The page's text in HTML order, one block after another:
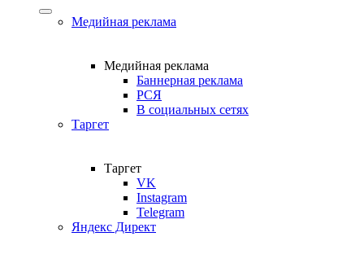
Медийная реклама
Медийная реклама
Баннерная реклама
РСЯ
В социальных сетях
Таргет
Таргет
VK
Instagram
Telegram
Яндекс Директ